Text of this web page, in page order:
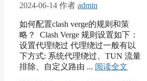
2024-06-14 作者 admin
如何配置clash verge的规则和策
略？ Clash Verge 规则设置如下：
设置代理绕过 代理绕过一般有以
下方式: 系统代理绕过、TUN 流量
排除、自定义路由 ... 阅读全文